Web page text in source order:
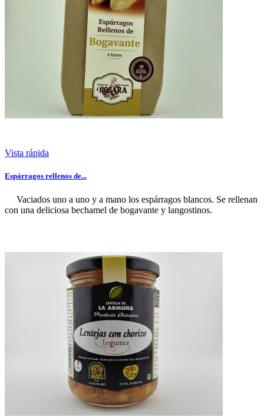
Vista rápida
Espárragos rellenos de...
Vaciados uno a uno y a mano los espárragos blancos. Se rellenan
con una deliciosa bechamel de bogavante y langostinos.